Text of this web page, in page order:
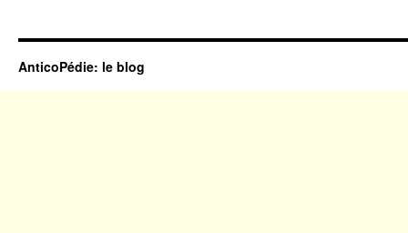
AnticoPédie: le blog